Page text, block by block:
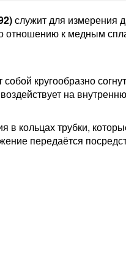
служит для измерения
к медным
кругообразно
на
в кольцах трубки,
передаётся